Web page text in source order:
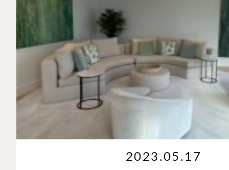
2023.05.17